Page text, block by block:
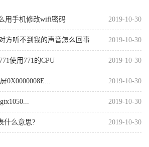
2019-10-30
用手机修改wifi密码
2019-10-30
方听不到我的声音怎么回事
2019-10-30
使用771的CPU
2019-10-30
0X0000008E...
2019-10-30
2019-10-30
什么意思?